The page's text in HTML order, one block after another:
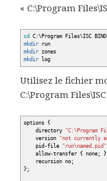
« C:\Program
cd C:\Program Files\ISC
mkdir run
mkdir zones
mkdir log
Utilisez le fichier
C:\Program
options {
directory "C:\Program
version "not currently
pid-file "run\named.pid"
allow-transfer { none; }
recursion no;
} ;